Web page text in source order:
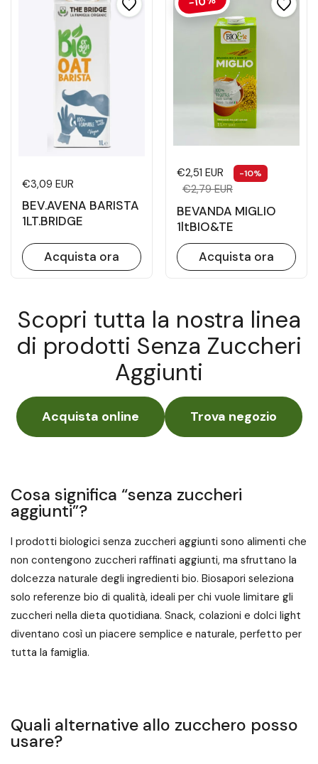
Prezzo di listino
€3,09 EUR
BEV.AVENA BARISTA
1LT.BRIDGE
Acquista ora
Prezzo di listino
€2,51 EUR -10%
€2,79 EUR
BEVANDA MIGLIO
1ltBIO&TE
Acquista ora
Scopri tutta la nostra linea
di prodotti Senza Zuccheri
Aggiunti
Acquista online Trova negozio
Cosa significa “senza zuccheri
aggiunti”?
I prodotti biologici senza zuccheri aggiunti sono alimenti che
non contengono zuccheri raffinati aggiunti, ma sfruttano la
dolcezza naturale degli ingredienti bio. Biosapori seleziona
solo referenze bio di qualità, ideali per chi vuole limitare gli
zuccheri nella dieta quotidiana. Snack, colazioni e dolci light
diventano così un piacere semplice e naturale, perfetto per
tutta la famiglia.
Quali alternative allo zucchero posso
usare?